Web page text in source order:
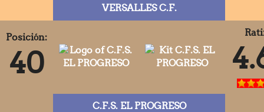
VERSALLES C.F.
Posición:
40
C.F.S. EL PROGRESO